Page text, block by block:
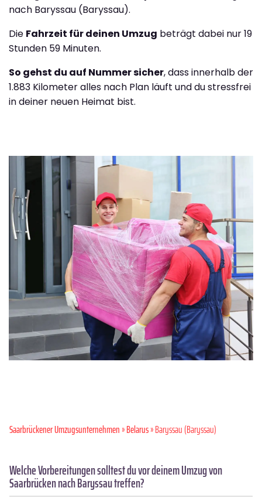
nach Baryssau (Baryssau).
Die Fahrzeit für deinen Umzug beträgt dabei nur 19
Stunden 59 Minuten.
So gehst du auf Nummer sicher, dass innerhalb der
1.883 Kilometer alles nach Plan läuft und du stressfrei
in deiner neuen Heimat bist.
Saarbrückener Umzugsunternehmen»Belarus» Baryssau (Baryssau)
Welche Vorbereitungen solltest du vor deinem Umzug von
Saarbrücken nach Baryssau treffen?